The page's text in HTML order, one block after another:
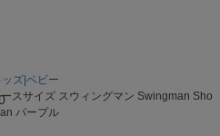
ズ|ベビー
スサイズ スウィングマン Swingman Sho
パープル